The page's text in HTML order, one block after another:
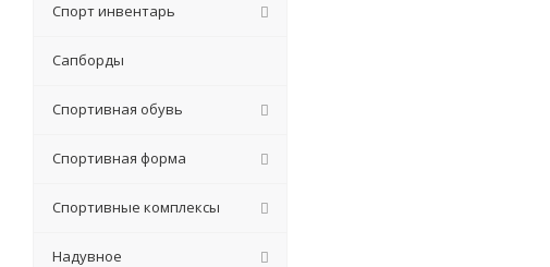
Спорт инвентарь
Сапборды
Спортивная обувь
Спортивная форма
Спортивные комплексы
Надувное